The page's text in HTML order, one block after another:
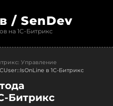
/ SenDev
на 1С-Битрикс
Управление
в 1С-Битрикс
Битрикс